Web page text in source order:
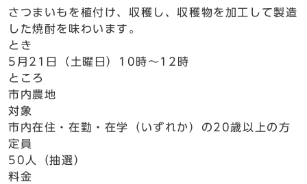
さつまいもを植付け、収穫し、収穫物を加工して製造
した焼酎を味わいます。
とき
5月21日（土曜日）10時～12時
ところ
市内農地
対象
市内在住・在勤・在学（いずれか）の20歳以上の方
定員
50人（抽選）
料金